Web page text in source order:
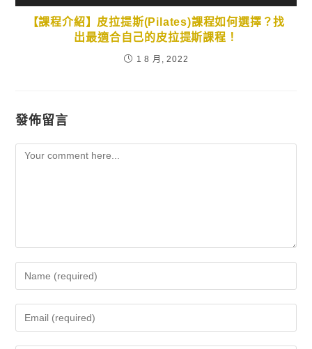
【課程介紹】皮拉提斯(Pilates)課程如何選擇？找
出最適合自己的皮拉提斯課程！
1 8 月, 2022
發佈留言